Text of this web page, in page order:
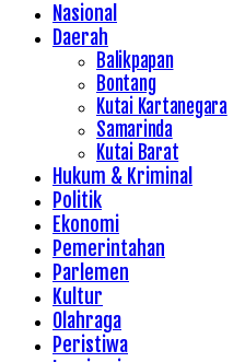
Nasional
Daerah
Balikpapan
Bontang
Kutai Kartanegara
Samarinda
Kutai Barat
Hukum & Kriminal
Politik
Ekonomi
Pemerintahan
Parlemen
Kultur
Olahraga
Peristiwa